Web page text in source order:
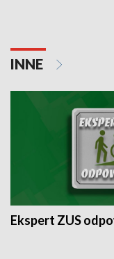
INNE
Ekspert ZUS